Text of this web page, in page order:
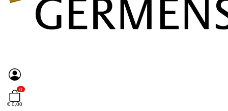
0
€ 0,00